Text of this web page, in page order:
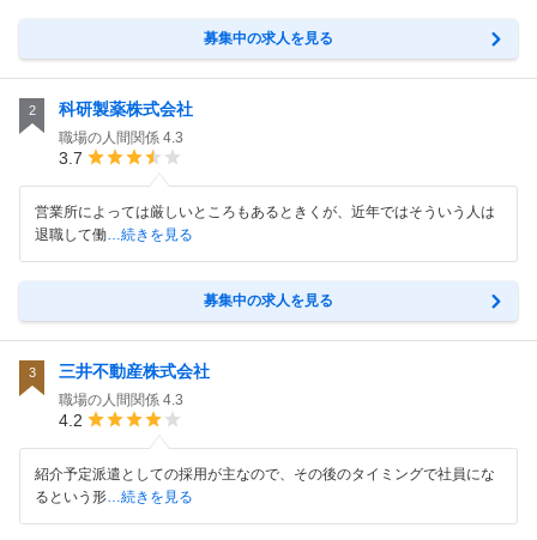
募集中の求人を見る
2 科研製薬株式会社
職場の人間関係 4.3
3.7
営業所によっては厳しいところもあるときくが、近年ではそういう人は
退職して働…続きを見る
募集中の求人を見る
3 三井不動産株式会社
職場の人間関係 4.3
4.2
紹介予定派遣としての採用が主なので、その後のタイミングで社員にな
るという形…続きを見る